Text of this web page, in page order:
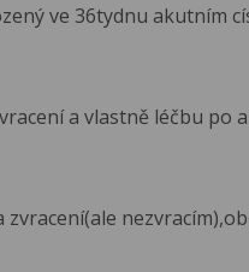
ve 36tydnu akutním
a vlastně léčbu po